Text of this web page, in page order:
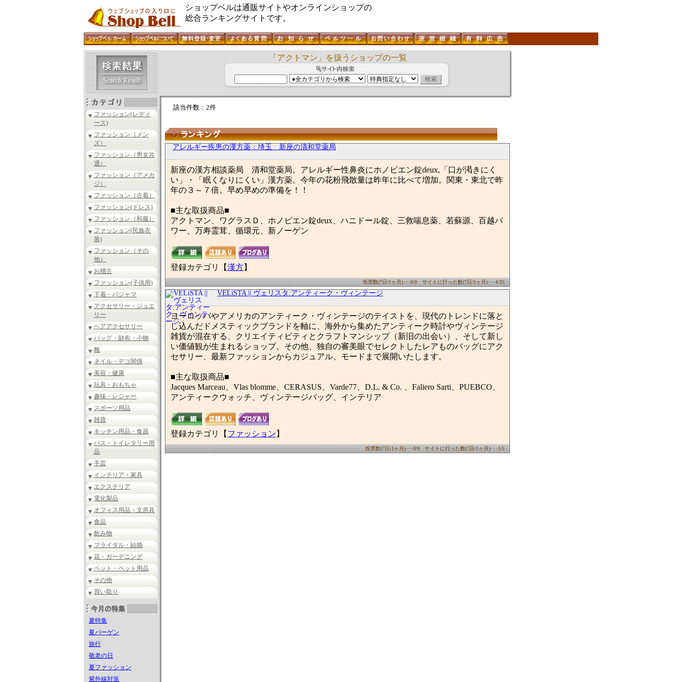
ショップベルは通販サイトやオンラインショップの
総合ランキングサイトです。
ファッション(レディ
ース)
ファッション（メン
ズ）
ファッション（男女共
通）
ファッション（アメカ
ジ）
ファッション（古着）
ファッション(ドレス)
ファッション（和服）
ファッション(民族衣
装)
ファッション（その
他）
お稽古
ファッション(子供用)
下着・パジャマ
アクセサリー・ジュエ
リー
ヘアアクセサリー
バッグ・財布・小物
靴
ネイル・デコ関係
美容・健康
玩具・おもちゃ
趣味・レジャー
スポーツ用品
雑貨
キッチン用品・食器
バス・トイレタリー用
品
手芸
インテリア・家具
エクステリア
電化製品
オフィス用品・文房具
食品
飲み物
ブライダル・結婚
花・ガーデニング
ペット・ペット用品
その他
買い取り
夏特集
夏バーゲン
旅行
敬老の日
夏ファッション
紫外線対策
「アクトマン」を扱うショップの一覧
該当件数：2件
アレルギー疾患の漢方薬：埼玉 新座の清和堂薬局
新座の漢方相談薬局 清和堂薬局。アレルギー性鼻炎にホノビエン錠deux,「口が渇きにく
い」・「眠くなりにくい」漢方薬。今年の花粉飛散量は昨年に比べて増加。関東・東北で昨
年の３～７倍。早め早めの準備を！！
■主な取扱商品■
アクトマン、ワグラスＤ、ホノビエン錠deux、ハニドール錠、三救喘息薬、若蘇源、百越パ
ワー、万寿霊茸、循環元、新ノーゲン
登録カテゴリ【漢方】
投票数(7日/1ヶ月)･･･0/0 サイトに行った数(7日/1ヶ月)･･･4/33
VELiSTA || ヴェリスタ:アンティーク・ヴィンテージ
ヨーロッパやアメリカのアンティーク・ヴィンテージのテイストを、現代のトレンドに落と
し込んだドメスティックブランドを軸に、海外から集めたアンティーク時計やヴィンテージ
雑貨が混在する、クリエイティビティとクラフトマンシップ（新旧の出会い）、そして新し
い価値観が生まれるショップ。その他、独自の審美眼でセレクトしたレアものバッグにアク
セサリー、最新ファッションからカジュアル、モードまで展開いたします。
■主な取扱商品■
Jacques Marceau、Vlas blomme、CERASUS、Varde77、D.L. & Co. 、Faliero Sarti、PUEBCO、
アンティークウォッチ、ヴィンテージバッグ、インテリア
登録カテゴリ【 ファッション 】
投票数(7日/1ヶ月)･･･0/0 サイトに行った数(7日/1ヶ月)･･･1/5